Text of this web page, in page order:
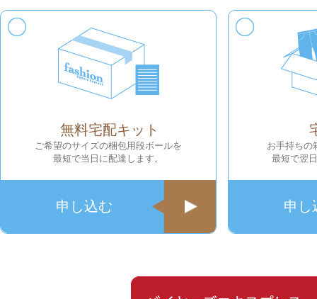
無料宅配キット
ご希望のサイズの梱包用段ボールを
最短で当日に配達します。
申し込む
お手持ちの
最短で翌
申し